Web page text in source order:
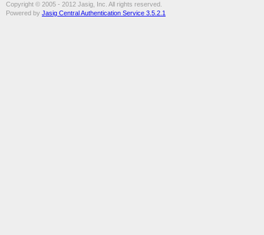
Copyright © 2005 - 2012 Jasig, Inc. All rights reserved.
Powered by Jasig Central Authentication Service 3.5.2.1